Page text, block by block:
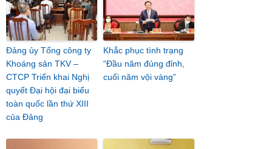
Đảng ủy Tổng công ty
Khoáng sản TKV –
CTCP Triển khai Nghị
quyết Đại hội đại biểu
toàn quốc lần thứ XIII
của Đảng
Khắc phục tình trạng
“Đầu năm đủng đỉnh,
cuối năm vội vàng”